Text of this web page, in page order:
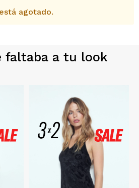
agotado.
faltaba a tu look